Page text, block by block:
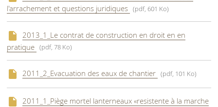
l'arrachement et questions juridiques
(pdf, 601 Ko)
2013_1_Le contrat de construction en droit en en
pratique
(pdf, 78 Ko)
2011_2_Evacuation des eaux de chantier (pdf, 101 Ko)
2011_1_Piège mortel lanterneaux «resistente à la marche